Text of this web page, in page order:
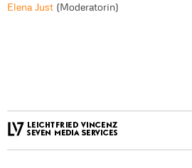
Elena Just Moderatorin